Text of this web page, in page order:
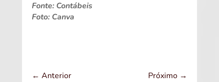
Fonte: Contábeis
Foto: Canva
← Anterior Próximo →